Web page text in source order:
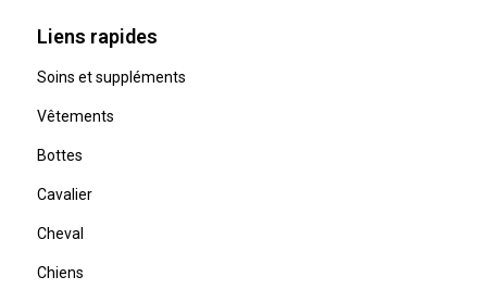
Liens rapides
Soins et suppléments
Vêtements
Bottes
Cavalier
Cheval
Chiens